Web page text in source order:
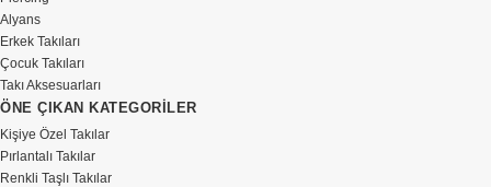
Alyans
Erkek Takıları
Çocuk Takıları
Takı Aksesuarları
ÖNE ÇIKAN KATEGORİLER
Kişiye Özel Takılar
Pırlantalı Takılar
Renkli Taşlı Takılar